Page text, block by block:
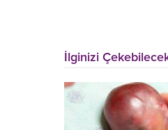
İlginizi